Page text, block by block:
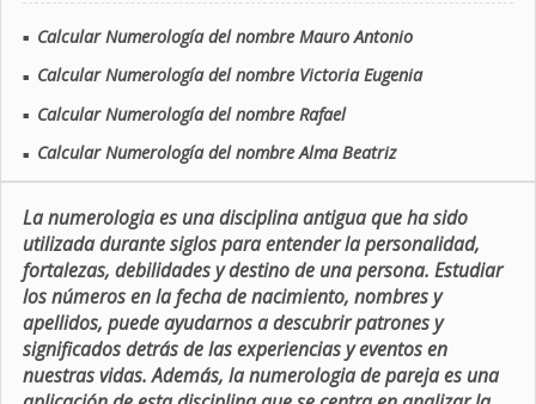
■ Calcular Numerología del nombre Mauro Antonio
■ Calcular Numerología del nombre Victoria Eugenia
■ Calcular Numerología del nombre Rafael
■ Calcular Numerología del nombre Alma Beatriz
La numerologia es una disciplina antigua que ha sido
utilizada durante siglos para entender la personalidad,
fortalezas, debilidades y destino de una persona. Estudiar
los números en la fecha de nacimiento, nombres y
apellidos, puede ayudarnos a descubrir patrones y
significados detrás de las experiencias y eventos en
nuestras vidas. Además, la numerologia de pareja es una